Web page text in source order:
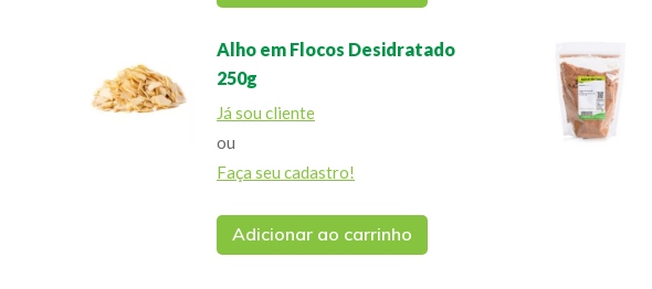
Alho em Flocos Desidratado
250g
Já sou cliente
ou
Faça seu cadastro!
Adicionar ao carrinho